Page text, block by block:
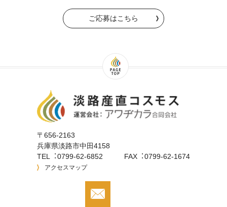
ご応募はこちら
〒656-2163
兵庫県淡路市中⽥4158
TEL︓0799-62-6852
FAX︓0799-62-1674
アクセスマップ